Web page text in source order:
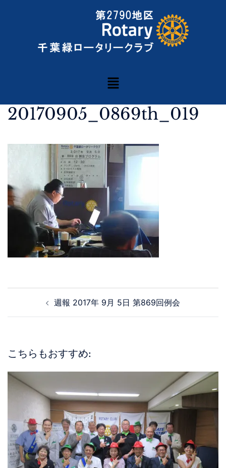
20170905_0869th_019
週報 2017年 9月 5日 第869回例会
こちらもおすすめ: